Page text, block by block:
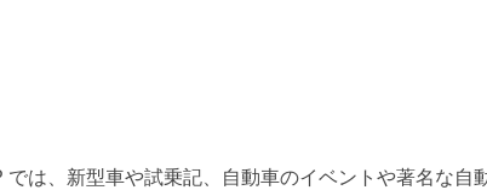
は、新型車や試乗記、自動車のイベントや著名な自